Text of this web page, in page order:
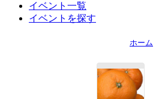
イベント一覧
イベントを探す
ホーム